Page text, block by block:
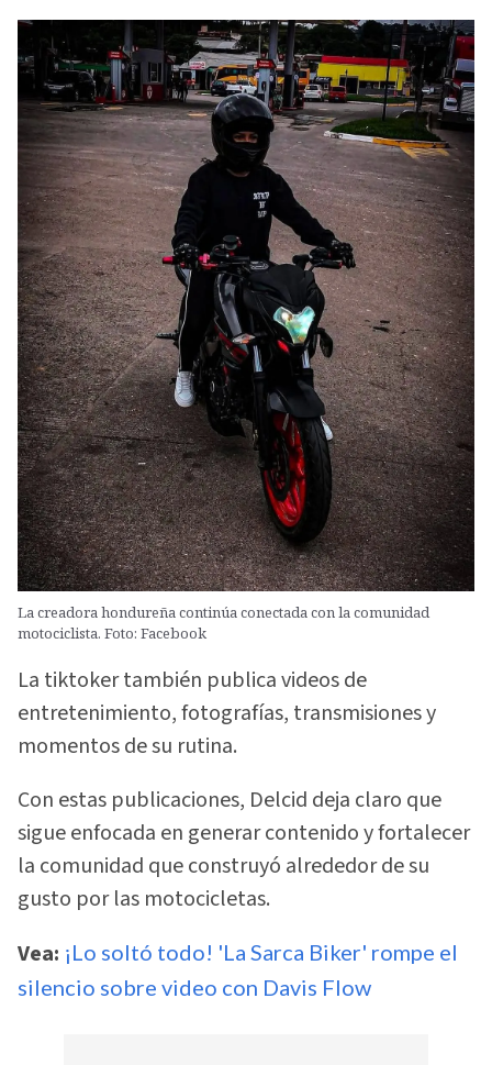
La creadora hondureña continúa conectada con la comunidad
motociclista. Foto: Facebook
La tiktoker también publica videos de
entretenimiento, fotografías, transmisiones y
momentos de su rutina.
Con estas publicaciones, Delcid deja claro que
sigue enfocada en generar contenido y fortalecer
la comunidad que construyó alrededor de su
gusto por las motocicletas.
Vea: ¡Lo soltó todo! 'La Sarca Biker' rompe el
silencio sobre video con Davis Flow